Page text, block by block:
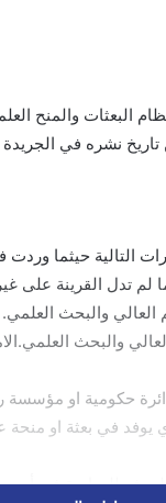
البعثات والمنح
التالية حيثما وردت
لم تدل القرينة على
العالي والبحث العلمي.
والبحث
دائرة حكومية او
في بعثة او منحة
الموفد للدراسة في